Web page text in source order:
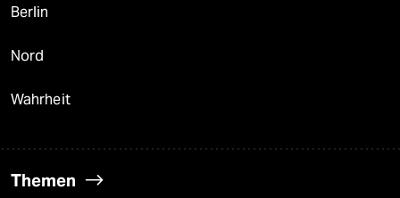
Berlin
Nord
Wahrheit
Themen